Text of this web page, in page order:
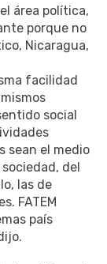
área política,
porque no
Nicaragua,
facilidad
social
sean el medio
del
las de
FATEM
país